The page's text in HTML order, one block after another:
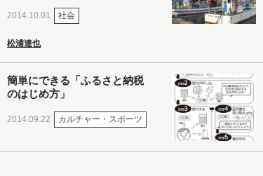
2014.10.01 社会
松浦達也
簡単にできる「ふるさと納税
のはじめ方」
2014.09.22 カルチャー・スポーツ